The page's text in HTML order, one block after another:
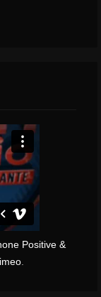
Positive &